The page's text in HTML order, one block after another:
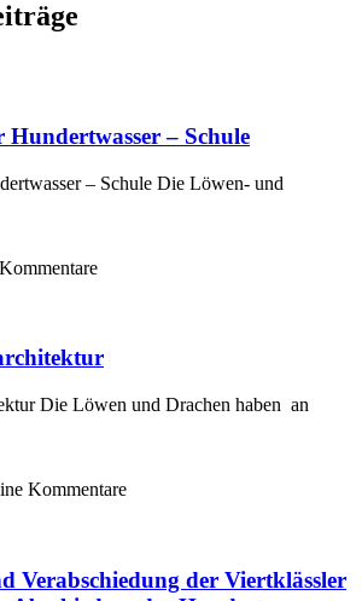
– Schule
– Schule Die Löwen‑ und
Die Löwen und Drachen haben an
Kommentare
Verabschiedung der Viertklässler